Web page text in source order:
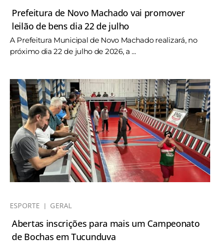
Prefeitura de Novo Machado vai promover
leilão de bens dia 22 de julho
A Prefeitura Municipal de Novo Machado realizará, no
próximo dia 22 de julho de 2026, a ...
ESPORTE GERAL
Abertas inscrições para mais um Campeonato
de Bochas em Tucunduva